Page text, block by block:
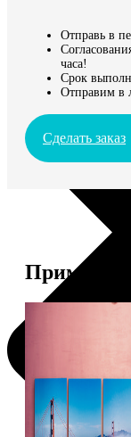
Отправь в
часа!
Срок
Отправим в
Сделать заказ
Примеры